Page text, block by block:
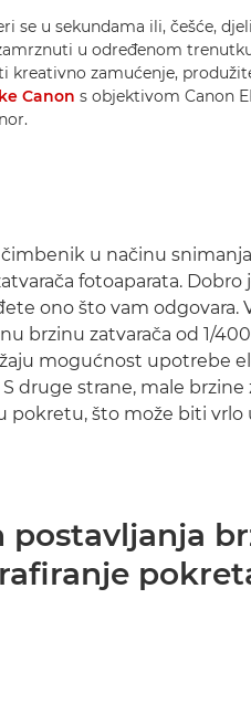
se u sekundama ili, češće,
u određenom
zamućenje,
Canon s objektivom Canon
čimbenik u načinu
fotoaparata.
ono što vam odgovara.
brzinu zatvarača od 1/
mogućnost upotrebe
S druge strane, male
pokretu, što može biti
postavljanja